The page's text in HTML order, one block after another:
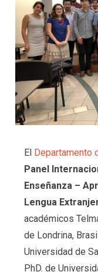
El Departamento
Panel
Enseñanza –
Lengua
académicos
de Londrina,
Universidad de
PhD. de